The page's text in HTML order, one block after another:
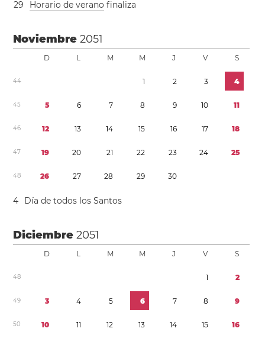
29 Horario de verano finaliza
Noviembre2051
D L M M J V S
44 1 2 3 4
45 5 6 7 8 9 10 11
46 12 13 14 15 16 17 18
47 19 20 21 22 23 24 25
48 26 27 28 29 30
4 Día de todos los Santos
Diciembre2051
D L M M J V S
48 1 2
49 3 4 5 6 7 8 9
50 10 11 12 13 14 15 16